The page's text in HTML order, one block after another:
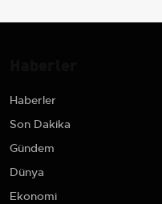
Haberler
Son Dakika
Gündem
Dünya
Ekonomi